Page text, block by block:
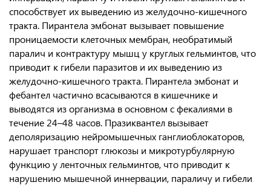
способствует их выведению из желудочно-кишечного
тракта. Пирантела эмбонат вызывает повышение
проницаемости клеточных мембран, необратимый
паралич и контрактуру мышц у круглых гельминтов, что
приводит к гибели паразитов и их выведению из
желудочно-кишечного тракта. Пирантела эмбонат и
фебантел частично всасываются в кишечнике и
выводятся из организма в основном с фекалиями в
течение 24–48 часов. Празиквантел вызывает
деполяризацию нейромышечных ганглиоблокаторов,
нарушает транспорт глюкозы и микротурбулярную
функцию у ленточных гельминтов, что приводит к
нарушению мышечной иннервации, параличу и гибели